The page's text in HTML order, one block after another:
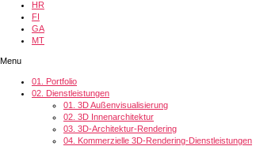
HR
FI
GA
MT
Menu
01. Portfolio
02. Dienstleistungen
01. 3D Außenvisualisierung
02. 3D Innenarchitektur
03. 3D-Architektur-Rendering
04. Kommerzielle 3D-Rendering-Dienstleistungen